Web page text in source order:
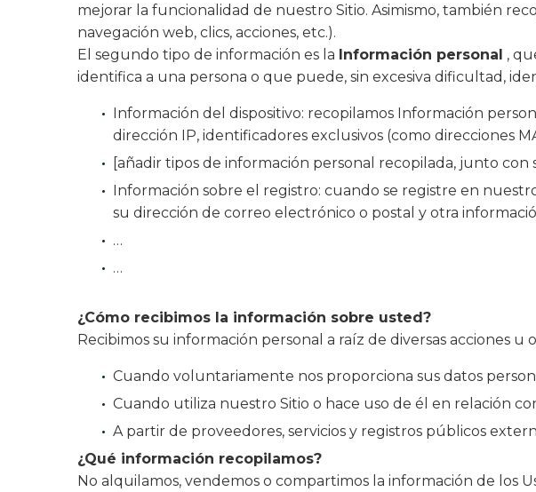
mejorar la funcionalidad de nuestro Sitio. Asimismo, también
navegación web, clics, acciones, etc.).
El segundo tipo de información es la Información personal ,
identifica a una persona o que puede, sin excesiva dificultad,
Información del dispositivo: recopilamos Información
dirección IP, identificadores exclusivos (como direcciones
[añadir tipos de información personal recopilada, junto con
Información sobre el registro: cuando se registre en
su dirección de correo electrónico o postal y otra
…
…
¿Cómo recibimos la información sobre usted?
Recibimos su información personal a raíz de diversas acciones u
Cuando voluntariamente nos proporciona sus datos
Cuando utiliza nuestro Sitio o hace uso de él en relación
A partir de proveedores, servicios y registros públicos
¿Qué información recopilamos?
No alquilamos, vendemos o compartimos la información de los